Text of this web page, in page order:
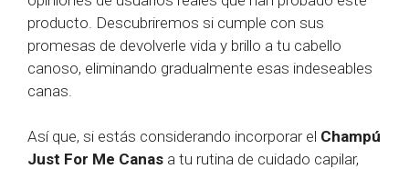
producto. Descubriremos si cumple con sus
promesas de devolverle vida y brillo a tu cabello
canoso, eliminando gradualmente esas indeseables
canas.
Así que, si estás considerando incorporar el Champú
Just For Me Canas a tu rutina de cuidado capilar,